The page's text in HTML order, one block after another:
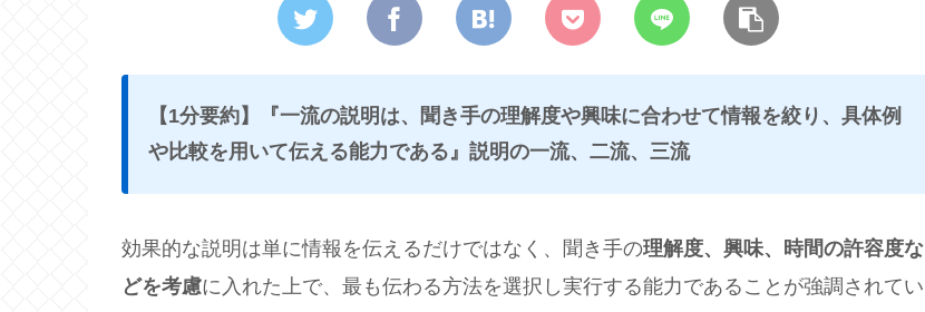
【1分要約】『一流の説明は、聞き手の理解度や興味に合わせて情報を絞り、具体例
や比較を用いて伝える能力である』説明の一流、二流、三流
効果的な説明は単に情報を伝えるだけではなく、聞き手の理解度、興味、時間の許容度な
どを考慮に入れた上で、最も伝わる方法を選択し実行する能力であることが強調されてい